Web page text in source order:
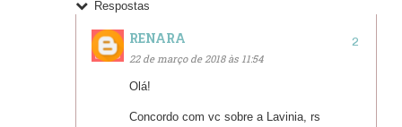
Respostas
RENARA
22 de março de 2018 às 11:54
Olá!
Concordo com vc sobre a Lavinia, rs